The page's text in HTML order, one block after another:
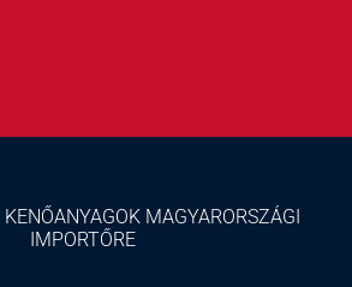
MAGYARORSZÁGI
IMPORTŐRE